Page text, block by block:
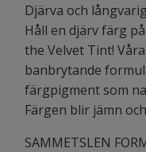
Djärva och
Håll en djärv färg
the Velvet Tint!
banbrytande
färgpigment som
Färgen blir jämn
SAMMETSLEN